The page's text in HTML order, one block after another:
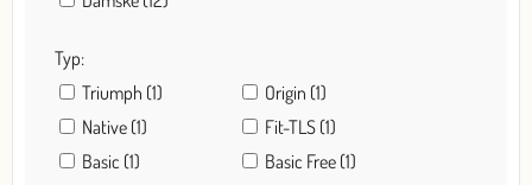
Typ:
Triumph (1)
Origin (1)
Native (1)
Fit-TLS (1)
Basic (1)
Basic Free (1)